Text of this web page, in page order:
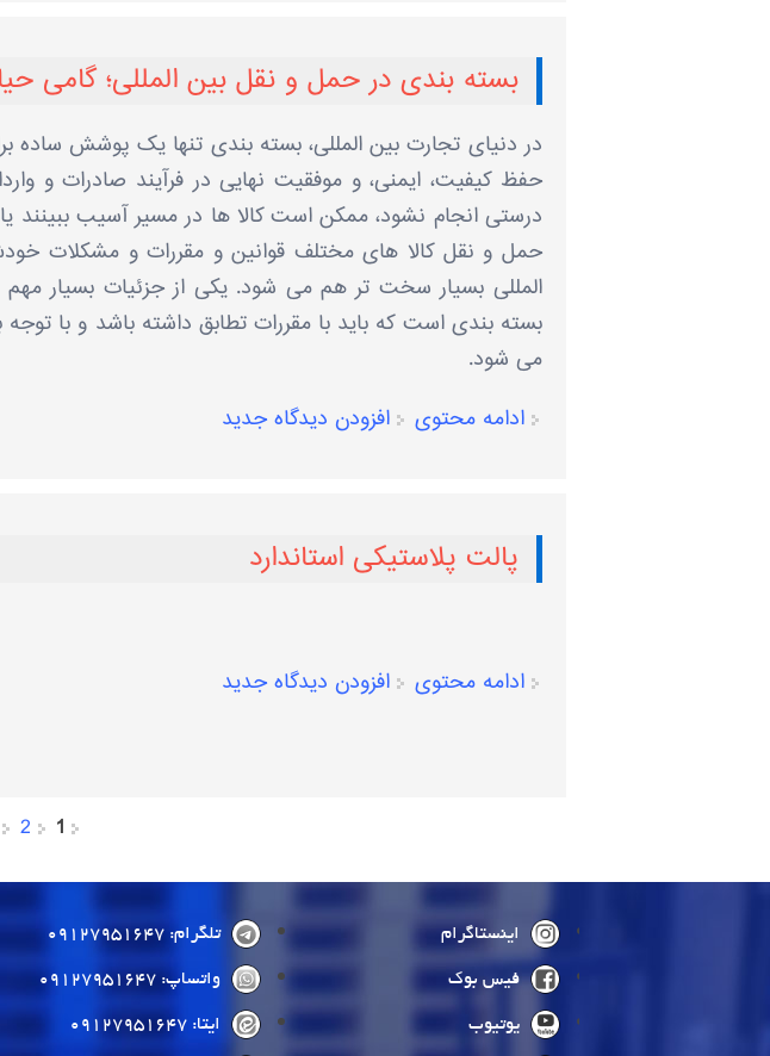
بسته ‌بندی در حمل‌ و نقل بین ‌المللی؛ گامی
در دنیای تجارت بین ‌المللی، بسته ‌بندی تنها یک پوشش ساده
حفظ کیفیت، ایمنی، و موفقیت نهایی در فرآیند صادرات و
درستی انجام نشود، ممکن است کالا ها در مسیر آسیب
حمل و نقل کالا های مختلف قوانین و مقررات و مشکلات
المللی بسیار سخت‌ تر هم می‌ شود. یکی از جزئیات بسیار
بسته بندی است که باید با مقررات تطابق داشته باشد و با
می ‌شود.
ادامه محتوی
افزودن دیدگاه جدید
پالت پلاستیکی استاندارد
ادامه محتوی افزودن دیدگاه جدید
صفحه‌ها
1
2
اینستاگرام
فیس بوک
یوتیوب
تلگرام: 09127951647
واتساپ: 09127951647
ایتا: 09127951647